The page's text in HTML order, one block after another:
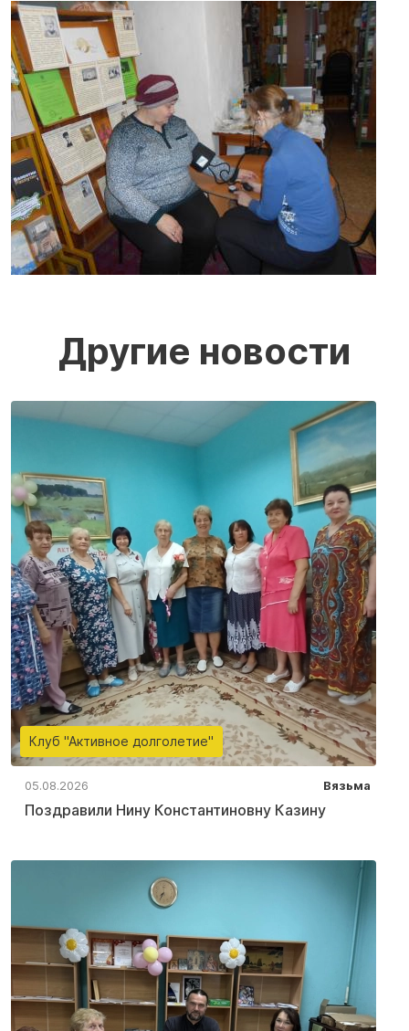
Другие новости
Клуб "Активное долголетие"
05.08.2026 Вязьма
Поздравили Нину Константиновну Казину